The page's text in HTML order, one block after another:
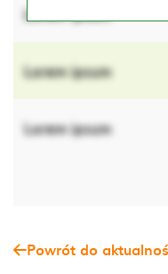
Lorem ipsum
Lorem ipsum
Lorem ipsum
Powrót do